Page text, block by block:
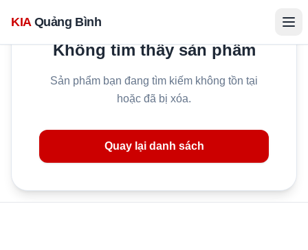
KIA Quảng Bình
Không tìm thấy sản phẩm
Sản phẩm bạn đang tìm kiếm không tồn tại
hoặc đã bị xóa.
Quay lại danh sách